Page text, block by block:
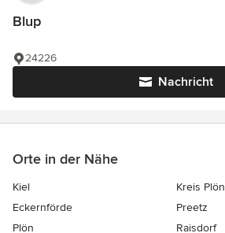
Blup
Nachricht
24226
Orte in der Nähe
Kiel
Kreis Plön
Eckernförde
Preetz
Plön
Raisdorf